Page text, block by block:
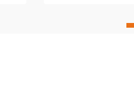
táirge